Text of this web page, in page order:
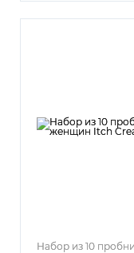
Набор из 10